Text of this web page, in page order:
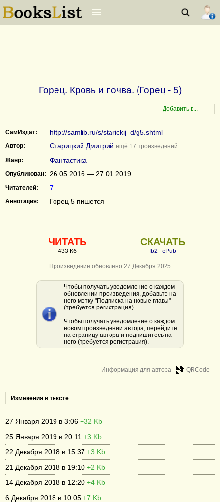
Горец. Кровь и почва. (Горец - 5)
СамИздат: http://samlib.ru/s/starickij_d/g5.shtml
Автор: Старицкий Дмитрий ещё 17 произведений
Жанр:
Фантастика
Опубликован: 26.05.2016 — 27.01.2019
Читателей: 7
Аннотация: Горец 5 пишется
ЧИТАТЬ
433 Кб
СКАЧАТЬ
fb2 ePub
Произведение обновлено 27 Декабря 2025
Чтобы получать уведомление о каждом
обновлении произведения, добавьте на
него метку "Подписка на новые главы"
(требуется регистрация).
Чтобы получать уведомление о каждом
новом произведении автора, перейдите
на страницу автора и подпишитесь на
него (требуется регистрация).
QRCode
Информация для автора
Изменения в тексте
27 Января 2019 в 3:06 +32 Kb
25 Января 2019 в 20:11 +3 Kb
22 Декабря 2018 в 15:37 +3 Kb
21 Декабря 2018 в 19:10 +2 Kb
14 Декабря 2018 в 12:20 +4 Kb
6 Декабря 2018 в 10:05 +7 Kb